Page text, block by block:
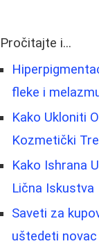
Pročitajte i...
fleke i
Kako Ukloniti
Kozmetički
Kako Ishrana
Lična Iskustva
Saveti za
uštedeti novac